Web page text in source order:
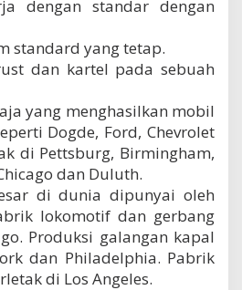
dengan standar dengan
standard yang tetap.
dan kartel pada sebuah
yang menghasilkan mobil
Dogde, Ford, Chevrolet
di Pettsburg, Birmingham,
dan Duluth.
di dunia dipunyai oleh
lokomotif dan gerbang
Produksi galangan kapal
dan Philadelphia. Pabrik
di Los Angeles.